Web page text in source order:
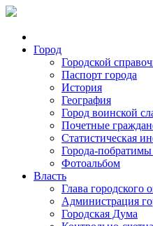
Город
Городской
Паспорт города
История
География
Город воинской
Почетные
Статистическая
Города-побратимы
Фотоальбом
Власть
Глава городского
Администрация
Городская Дума